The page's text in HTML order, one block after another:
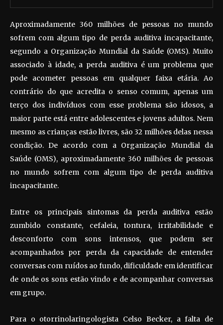
Aproximadamente 360 milhões de pessoas no mundo
sofrem com algum tipo de perda auditiva incapacitante,
segundo a Organização Mundial da Saúde (OMS). Muito
associado à idade, a perda auditiva é um problema que
pode acometer pessoas em qualquer faixa etária. Ao
contrário do que acredita o senso comum, apenas um
terço dos indivíduos com esse problema são idosos, a
maior parte está entre adolescentes e jovens adultos. Nem
mesmo as crianças estão livres, são 32 milhões delas nessa
condição. De acordo com a Organização Mundial da
Saúde (OMS), aproximadamente 360 milhões de pessoas
no mundo sofrem com algum tipo de perda auditiva
incapacitante.
Entre os principais sintomas da perda auditiva estão
zumbido constante, cefaleia, tontura, irritabilidade e
desconforto com sons intensos, que podem ser
acompanhados por perda da capacidade de entender
conversas com ruídos ao fundo, dificuldade em identificar
de onde os sons estão vindo e de acompanhar conversas
em grupo.
Para o otorrinolaringologista Celso Becker, a falta de